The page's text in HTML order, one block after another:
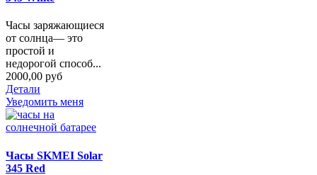
Часы заряжающиеся
от солнца— это
простой и
недорогой способ...
2000,00 руб
Детали
Уведомить меня
Часы SKMEI Solar
345 Red